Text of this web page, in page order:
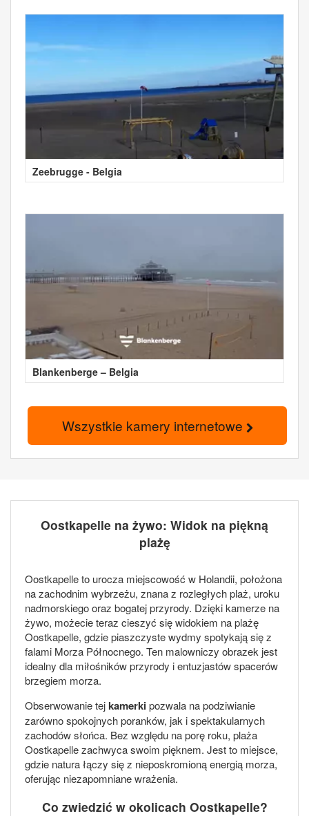
Zeebrugge - Belgia
Blankenberge – Belgia
Wszystkie kamery internetowe
Oostkapelle na żywo: Widok na piękną
plażę
Oostkapelle to urocza miejscowość w Holandii, położona
na zachodnim wybrzeżu, znana z rozległych plaż, uroku
nadmorskiego oraz bogatej przyrody. Dzięki kamerze na
żywo, możecie teraz cieszyć się widokiem na plażę
Oostkapelle, gdzie piaszczyste wydmy spotykają się z
falami Morza Północnego. Ten malowniczy obrazek jest
idealny dla miłośników przyrody i entuzjastów spacerów
brzegiem morza.
Obserwowanie tejkamerkipozwala na podziwianie
zarówno spokojnych poranków, jak i spektakularnych
zachodów słońca. Bez względu na porę roku, plaża
Oostkapelle zachwyca swoim pięknem. Jest to miejsce,
gdzie natura łączy się z nieposkromioną energią morza,
oferując niezapomniane wrażenia.
Co zwiedzić w okolicach Oostkapelle?